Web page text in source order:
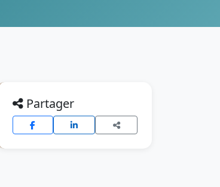
Partager